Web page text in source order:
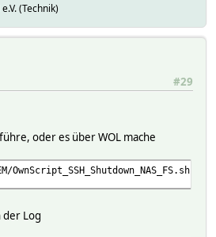
(Technik)
#29
oder es über WOL mache
der Log